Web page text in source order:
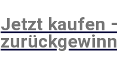
Jetzt kaufen